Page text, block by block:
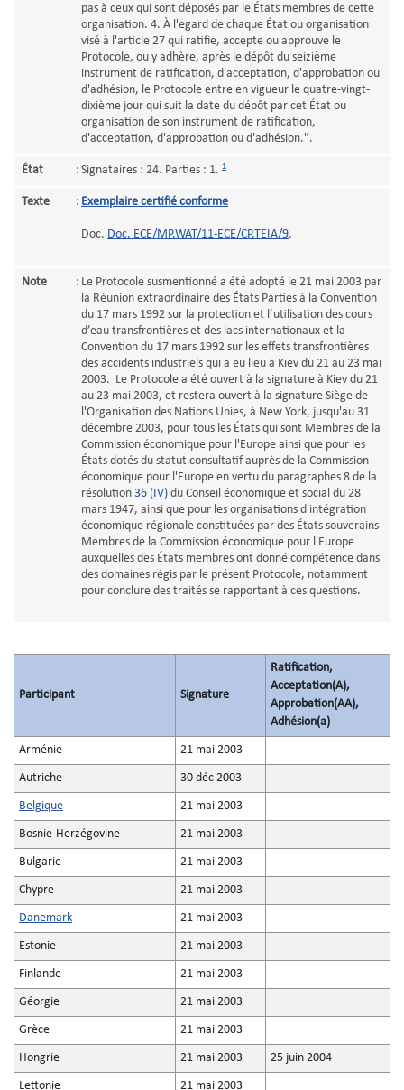
pas à ceux qui sont déposés par le États membres de cette
organisation. 4. À l'egard de chaque État ou organisation
visé à l'article 27 qui ratifie, accepte ou approuve le
Protocole, ou y adhère, après le dépôt du seizième
instrument de ratification, d'acceptation, d'approbation ou
d'adhésion, le Protocole entre en vigueur le quatre-vingt-
dixième jour qui suit la date du dépôt par cet État ou
organisation de son instrument de ratification,
d'acceptation, d'approbation ou d'adhésion.".
État : Signataires : 24. Parties : 1. 1
Texte : Exemplaire certifié conforme
Doc. Doc. ECE/MP.WAT/11-ECE/CP.TEIA/9.
Note : Le Protocole susmentionné a été adopté le 21 mai 2003 par
la Réunion extraordinaire des États Parties à la Convention
du 17 mars 1992 sur la protection et l’utilisation des cours
d’eau transfrontières et des lacs internationaux et la
Convention du 17 mars 1992 sur les effets transfrontières
des accidents industriels qui a eu lieu à Kiev du 21 au 23 mai
2003. Le Protocole a été ouvert à la signature à Kiev du 21
au 23 mai 2003, et restera ouvert à la signature Siège de
l'Organisation des Nations Unies, à New York, jusqu'au 31
décembre 2003, pour tous les États qui sont Membres de la
Commission économique pour l'Europe ainsi que pour les
États dotés du statut consultatif auprès de la Commission
économique pour l'Europe en vertu du paragraphes 8 de la
résolution 36 (IV) du Conseil économique et social du 28
mars 1947, ainsi que pour les organisations d'intégration
économique régionale constituées par des États souverains
Membres de la Commission économique pour l'Europe
auxquelles des États membres ont donné compétence dans
des domaines régis par le présent Protocole, notamment
pour conclure des traités se rapportant à ces questions.
Participant Signature
Ratification,
Acceptation(A),
Approbation(AA),
Adhésion(a)
Arménie 21 mai 2003
Autriche 30 déc 2003
Belgique 21 mai 2003
Bosnie-Herzégovine 21 mai 2003
Bulgarie 21 mai 2003
Chypre 21 mai 2003
Danemark 21 mai 2003
Estonie 21 mai 2003
Finlande 21 mai 2003
Géorgie 21 mai 2003
Grèce 21 mai 2003
Hongrie 21 mai 2003 25 juin 2004
Lettonie 21 mai 2003